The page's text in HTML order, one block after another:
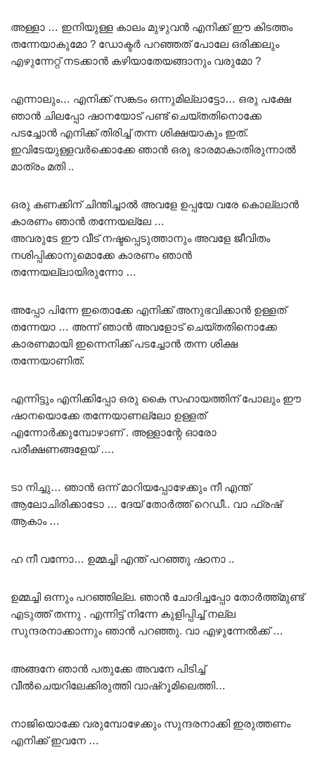
അള്ളാ … ഇനിയുള്ള കാലം മുഴുവൻ എനിക്ക് ഈ കിടത്തം
തന്നേയാകുമോ ? ഡോക്ടർ പറഞ്ഞത് പോലേ ഒരിക്കലും
എഴുന്നേറ്റ് നടക്കാൻ കഴിയാതേയങ്ങാനും വരുമോ ?
എന്നാലും… എനിക്ക് സങ്കടം ഒന്നുമില്ലാട്ടോ… ഒരു പക്ഷേ
ഞാൻ ചിലപ്പോ ഷാനയോട് പണ്ട് ചെയ്തതിനൊക്കേ
പടച്ചോൻ എനിക്ക് തിരിച്ച് തന്ന ശിക്ഷയാകും ഇത്.
ഇവിടേയുള്ളവർക്കൊക്കേ ഞാൻ ഒരു ഭാരമാകാതിരുന്നാൽ
മാത്രം മതി ..
ഒരു കണക്കിന് ചിന്തിച്ചാൽ അവളേ ഉപ്പയേ വരേ കൊല്ലാൻ
കാരണം ഞാൻ തന്നേയല്ലേ …
അവരുടേ ഈ വീട് നഷ്ടപ്പെടുത്താനും അവളേ ജീവിതം
നശിപ്പിക്കാനുമൊക്കേ കാരണം ഞാൻ
തന്നേയല്ലായിരുന്നോ …
അപ്പോ പിന്നേ ഇതൊക്കേ എനിക്ക് അനുഭവിക്കാൻ ഉള്ളത്
തന്നേയാ … അന്ന് ഞാൻ അവളോട് ചെയ്തതിനൊക്കേ
കാരണമായി ഇന്നെനിക്ക് പടച്ചോൻ തന്ന ശിക്ഷ
തന്നേയാണിത്.
എന്നിട്ടും എനിക്കിപ്പോ ഒരു കൈ സഹായത്തിന് പോലും ഈ
ഷാനയൊക്കേ തന്നേയാണല്ലോ ഉള്ളത്
എന്നോർക്കുമ്പോഴാണ് . അള്ളാന്റേ ഓരോ
പരീക്ഷണങ്ങളേയ് ….
ടാ നിച്ചു… ഞാൻ ഒന്ന് മാറിയപ്പോഴേക്കും നീ എന്ത്
ആലോചിരിക്കാടോ … ദേയ് തോർത്ത് റെഡീ.. വാ ഫ്രഷ്
ആകാം …
ഹ നീ വന്നോ… ഉമ്മച്ചി എന്ത് പറഞ്ഞു ഷാനാ ..
ഉമ്മച്ചി ഒന്നും പറഞ്ഞില്ല. ഞാൻ ചോദിച്ചപ്പോ തോർത്ത്മുണ്ട്
എടുത്ത് തന്നു . എന്നിട്ട് നിന്നേ കുളിപ്പിച്ച് നല്ല
സുന്ദരനാക്കാന്നും ഞാൻ പറഞ്ഞു. വാ എഴുന്നേൽക്ക് …
അങ്ങനേ ഞാൻ പതുക്കേ അവനേ പിടിച്ച്
വീൽചെയറിലേക്കിരുത്തി വാഷ്റൂമിലെത്തി…
നാജിയൊക്കേ വരുമ്പോഴേക്കും സുന്ദരനാക്കി ഇരുത്തണം
എനിക്ക് ഇവനേ …